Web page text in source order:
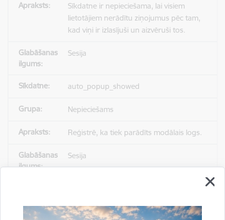
Sīkdatne ir nepieciešama, lai visiem
lietotājiem nerādītu ziņojumus pēc tam,
kad viņi ir izlasījuši un aizvēruši tos.
Sesija
auto_popup_showed
Nepieciešams
Reģistrē, ka tiek parādīts modālais logs.
Sesija
Statistikas sīkdatnes (nepieciešamas, lai